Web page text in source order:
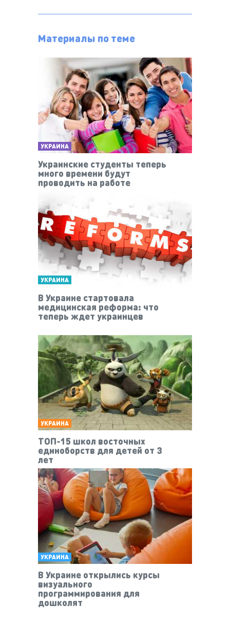
Материалы по теме
УКРАИНА
Украинские студенты теперь
много времени будут
проводить на работе
УКРАИНА
В Украине стартовала
медицинская реформа: что
теперь ждет украинцев
УКРАИНА
ТОП-15 школ восточных
единоборств для детей от 3
лет
УКРАИНА
В Украине открылись курсы
визуального
программирования для
дошколят